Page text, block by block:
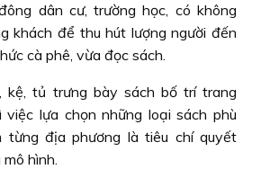
dân cư, trường học, có không
khách để thu hút lượng người đến
cà phê, vừa đọc sách.
kệ, tủ trưng bày sách bố trí trang
lựa chọn những loại sách phù
từng địa phương là tiêu chí quyết
hình.